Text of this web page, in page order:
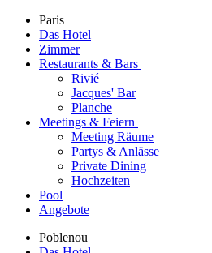
Paris
Das Hotel
Zimmer
Restaurants & Bars
Rivié
Jacques' Bar
Planche
Meetings & Feiern
Meeting Räume
Partys & Anlässe
Private Dining
Hochzeiten
Pool
Angebote
Poblenou